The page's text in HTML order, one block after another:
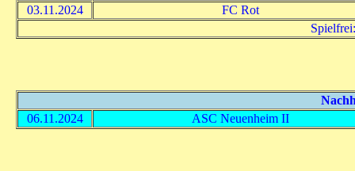
03.11.2024
FC Rot
06.11.2024
ASC Neuenheim II